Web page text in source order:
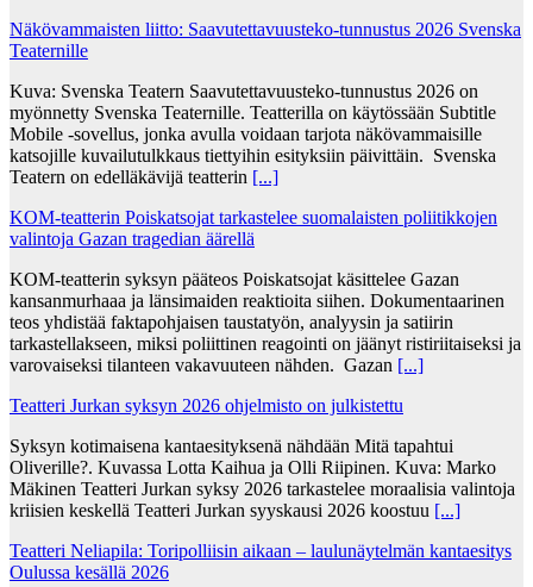
Näkövammaisten liitto: Saavutettavuusteko-tunnustus 2026 Svenska
Teaternille
Kuva: Svenska Teatern Saavutettavuusteko-tunnustus 2026 on
myönnetty Svenska Teaternille. Teatterilla on käytössään Subtitle
Mobile -sovellus, jonka avulla voidaan tarjota näkövammaisille
katsojille kuvailutulkkaus tiettyihin esityksiin päivittäin. Svenska
Teatern on edelläkävijä teatterin [...]
KOM-teatterin Poiskatsojat tarkastelee suomalaisten poliitikkojen
valintoja Gazan tragedian äärellä
KOM-teatterin syksyn pääteos Poiskatsojat käsittelee Gazan
kansanmurhaaa ja länsimaiden reaktioita siihen. Dokumentaarinen
teos yhdistää faktapohjaisen taustatyön, analyysin ja satiirin
tarkastellakseen, miksi poliittinen reagointi on jäänyt ristiriitaiseksi ja
varovaiseksi tilanteen vakavuuteen nähden. Gazan [...]
Teatteri Jurkan syksyn 2026 ohjelmisto on julkistettu
Syksyn kotimaisena kantaesityksenä nähdään Mitä tapahtui
Oliverille?. Kuvassa Lotta Kaihua ja Olli Riipinen. Kuva: Marko
Mäkinen Teatteri Jurkan syksy 2026 tarkastelee moraalisia valintoja
kriisien keskellä Teatteri Jurkan syyskausi 2026 koostuu [...]
Teatteri Neliapila: Toripolliisin aikaan – laulunäytelmän kantaesitys
Oulussa kesällä 2026